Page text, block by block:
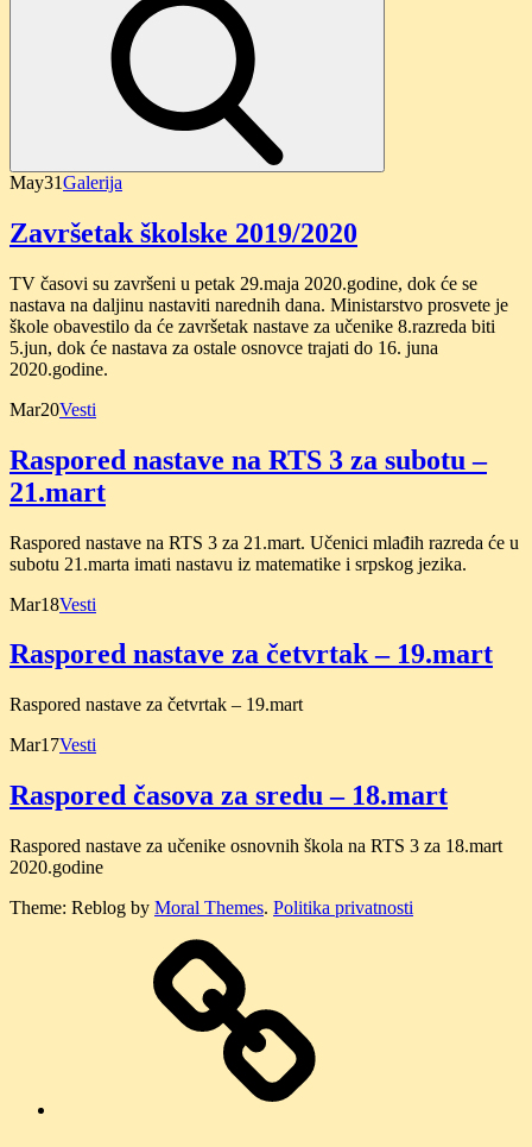
May31Galerija
Završetak školske 2019/2020
TV časovi su završeni u petak 29.maja 2020.godine, dok će se
nastava na daljinu nastaviti narednih dana. Ministarstvo prosvete je
škole obavestilo da će završetak nastave za učenike 8.razreda biti
5.jun, dok će nastava za ostale osnovce trajati do 16. juna
2020.godine.
Mar20Vesti
Raspored nastave na RTS 3 za subotu –
21.mart
Raspored nastave na RTS 3 za 21.mart. Učenici mlađih razreda će u
subotu 21.marta imati nastavu iz matematike i srpskog jezika.
Mar18Vesti
Raspored nastave za četvrtak – 19.mart
Raspored nastave za četvrtak – 19.mart
Mar17Vesti
Raspored časova za sredu – 18.mart
Raspored nastave za učenike osnovnih škola na RTS 3 za 18.mart
2020.godine
Theme: Reblog by Moral Themes. Politika privatnosti